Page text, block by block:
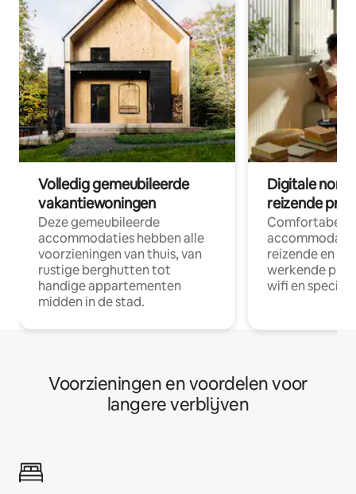
Volledig gemeubileerde
vakantiewoningen
Deze gemeubileerde
accommodaties hebben alle
voorzieningen van thuis, van
rustige berghutten tot
handige appartementen
midden in de stad.
Digitale
reizende
Comfortabele
reizende en
werkende
wifi en
Voorzieningen en voordelen voor
langere verblijven